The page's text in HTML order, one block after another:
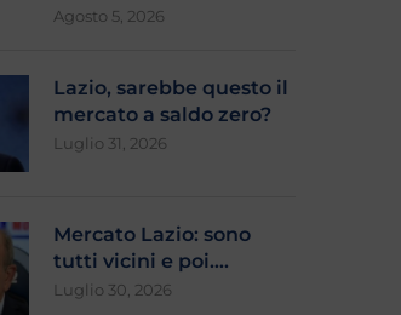
Agosto 5, 2026
Lazio, sarebbe questo il
mercato a saldo zero?
Luglio 31, 2026
Mercato Lazio: sono
tutti vicini e poi….
Luglio 30, 2026